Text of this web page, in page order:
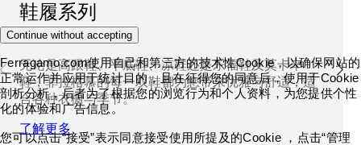
鞋履系列
无论是高跟鞋、平底鞋、凉鞋还是乐福鞋及莫卡辛
鞋，菲拉格慕的每一双鞋都为您带来优雅与舒适，适
合各种衣橱与季节。
了解更多
Continue without accepting
Ferragamo.com使用自己和第三方的技术性Cookie，以确保网站的
正常运作并应用于统计目的，且在征得您的同意后，使用于Cookie
剖析分析，后者为了根据您的浏览行为和个人资料，为您提供个性
化的体验和广告信息。
您可以点击“接受”表示同意接受使用所提及的Cookie ，点击“管理